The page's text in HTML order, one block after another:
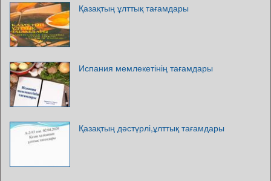
Қазақтың ұлттық тағамдары
Испания мемлекетінің тағамдары
Қазақтың дәстүрлі,ұлттық тағамдары